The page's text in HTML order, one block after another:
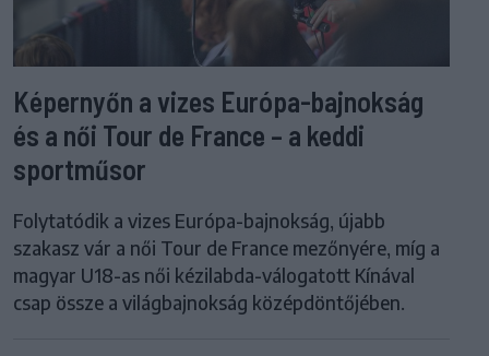
Képernyőn a vizes Európa-bajnokság
és a női Tour de France – a keddi
sportműsor
Folytatódik a vizes Európa-bajnokság, újabb
szakasz vár a női Tour de France mezőnyére, míg a
magyar U18-as női kézilabda-válogatott Kínával
csap össze a világbajnokság középdöntőjében.